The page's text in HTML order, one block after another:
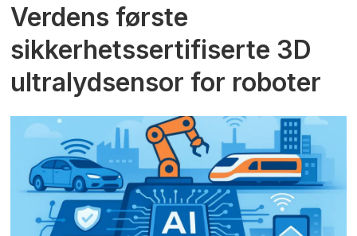
Verdens første
sikkerhetssertifiserte 3D
ultralydsensor for roboter